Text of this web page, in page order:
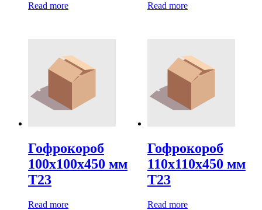
Read more Read more
Гофрокороб
100х100х450 мм
Т23
Read more
Гофрокороб
110х110х450 мм
Т23
Read more